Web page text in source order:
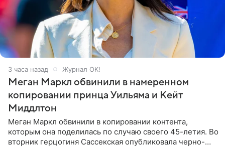
3 часа назад Журнал OK!
Меган Маркл обвинили в намеренном
копировании принца Уильяма и Кейт
Миддлтон
Меган Маркл обвинили в копировании контента,
которым она поделилась по случаю своего 45-летия. Во
вторник герцогиня Сассекская опубликовала черно-